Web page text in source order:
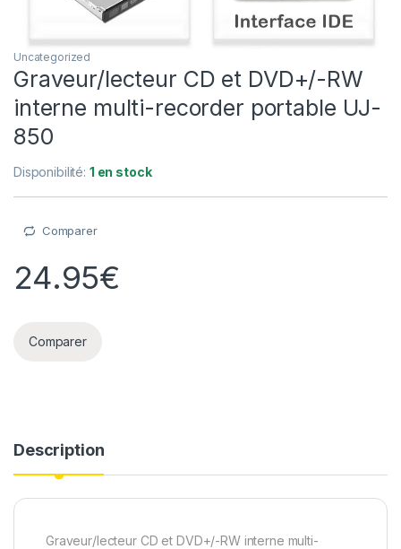
Uncategorized
Graveur/lecteur CD et DVD+/-RW
interne multi-recorder portable UJ-
850
Disponibilité: 1 en stock
Comparer
24.95€
Comparer
Description
Graveur/lecteur CD et DVD+/-RW interne multi-